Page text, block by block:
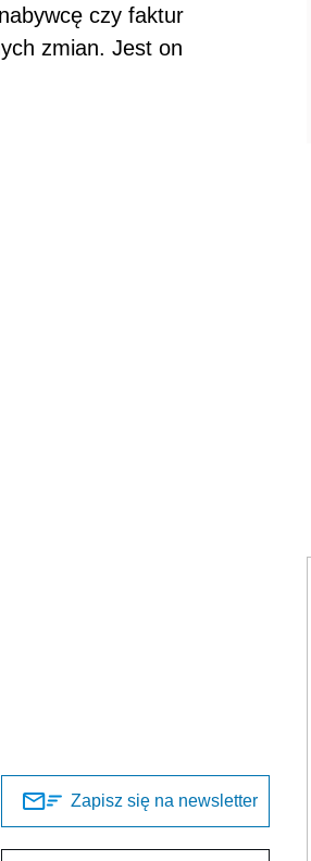
czy faktur
zmian. Jest on
Zapisz się na newsletter